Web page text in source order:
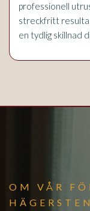
professionell
streckfritt resultat
en tydlig skillnad
OM VÅR
HÄGERSTEN